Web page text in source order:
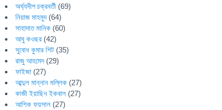
অর্ঘ্যদীপ চক্রবর্তী (69)
নিয়াজ মাহমুদ(64)
সাহাদাত মানিক (60)
আবু কওছর (42)
সুবোধ কুমার শিট (35)
রাজু আহমেদ(29)
ফাইজা (27)
আব্দুল মান্নান মল্লিক (27)
কাজী ইয়াছিন ইকবাল (27)
আশিক ফয়সাল (27)